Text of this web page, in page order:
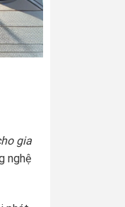
gia
nghệ